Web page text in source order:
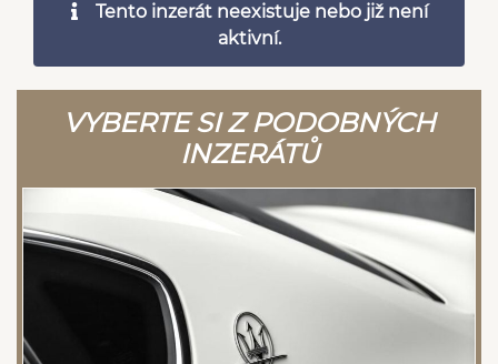
Tento inzerát neexistuje nebo již není
aktivní.
VYBERTE SI Z PODOBNÝCH
INZERÁTŮ